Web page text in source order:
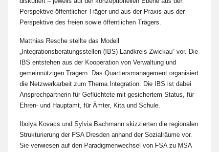
Perspektive öffentlicher Träger und aus der Praxis aus der
Perspektive des freien sowie öffentlichen Trägers.
Matthias Resche stellte das Modell
„Integrationsberatungsstellen (IBS) Landkreis Zwickau“ vor. Die
IBS entstehen aus der Kooperation von Verwaltung und
gemeinnützigen Trägern. Das Quartiersmanagement organisiert
die Netzwerkarbeit zum Thema Integration. Die IBS ist dabei
Ansprechpartnerin für Geflüchtete mit gesichertem Status, für
Ehren- und Hauptamt, für Ämter, Kita und Schule.
Ibolya Kovacs und Sylvia Bachmann skizzierten die regionalen
Strukturierung der FSA Dresden anhand der Sozialräume vor.
Sie verwiesen auf den Paradigmenwechsel von FSA zu MSA